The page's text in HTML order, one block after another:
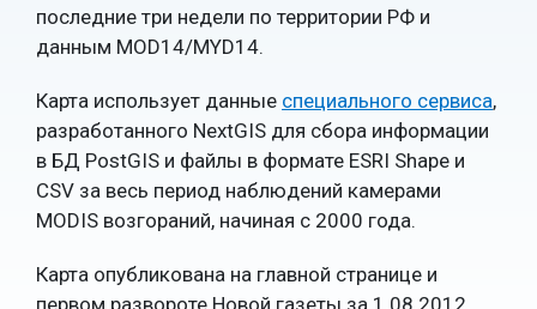
последние три недели по территории РФ и
данным MOD14/MYD14.
Карта использует данные специального сервиса,
разработанного NextGIS для сбора информации
в БД PostGIS и файлы в формате ESRI Shape и
CSV за весь период наблюдений камерами
MODIS возгораний, начиная с 2000 года.
Карта опубликована на главной странице и
первом развороте Новой газеты за 1.08.2012.